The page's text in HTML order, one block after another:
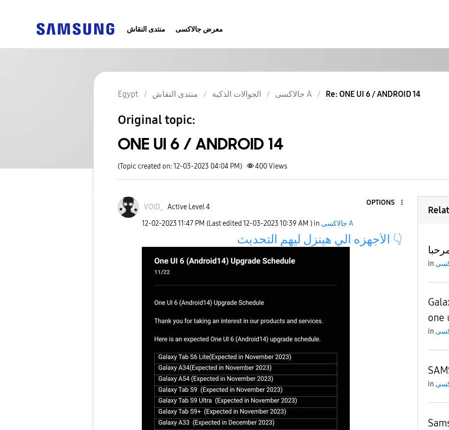
منتدى النقاش معرض جالاكسى
Egypt منتدى النقاش الجوالات الذكية جالاكسى A Re: ONE UI 6 / ANDROID 14
Original topic:
ONE UI 6 / ANDROID 14
(Topic created on: 12-03-2023 04:04 PM) 400Views
VOlD_ Active Level 4
OPTIONS
‎12-02-202311:47 PM (Last edited ‎12-03-202310:39 AM ) in جالاكسى A
الأجهزه الي هينزل ليهم التحد 👇
in
one
in
in